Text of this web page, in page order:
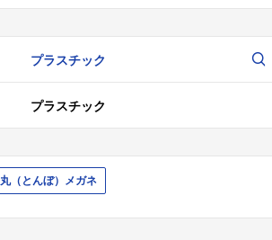
プラスチック
プラスチック
丸（とんぼ）メガネ